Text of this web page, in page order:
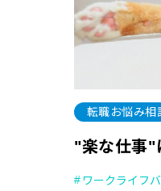
転職お悩み相
"楽な仕事"
ワークライフ